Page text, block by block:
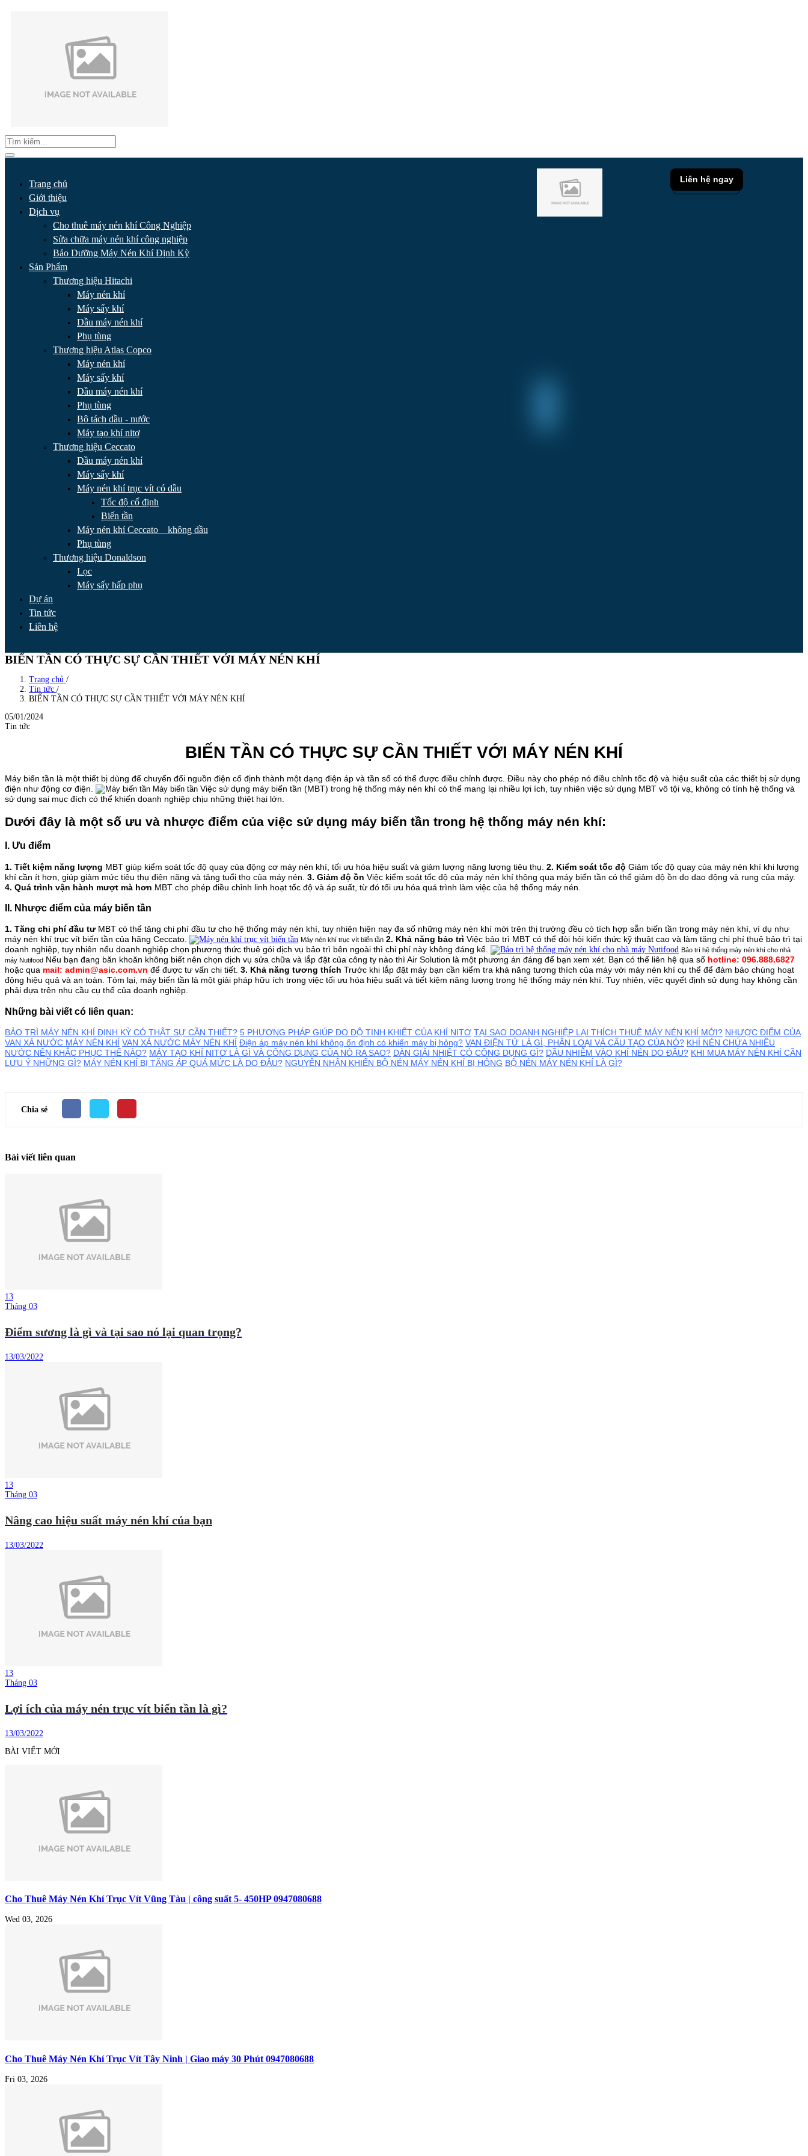
Trang chủ
Giới thiệu
Dịch vụ
Cho thuê máy nén khí Công Nghiệp
Sửa chữa máy nén khí công nghiệp
Bảo Dưỡng Máy Nén Khí Định Kỳ
Sản Phẩm
Thương hiệu Hitachi
Máy nén khí
Máy sấy khí
Dầu máy nén khí
Phụ tùng
Thương hiệu Atlas Copco
Máy nén khí
Máy sấy khí
Dầu máy nén khí
Phụ tùng
Bộ tách dầu - nước
Máy tạo khí nitơ
Thương hiệu Ceccato
Dầu máy nén khí
Máy sấy khí
Máy nén khí trục vít có dầu
Tốc độ cố định
Biến tần
Máy nén khí Ceccato _ không dầu
Phụ tùng
Thương hiệu Donaldson
Lọc
Máy sấy hấp phụ
Dự án
Tin tức
Liên hệ
Liên hệ ngay
BIẾN TẦN CÓ THỰC SỰ CẦN THIẾT VỚI MÁY NÉN KHÍ
Trang chủ /
Tin tức /
BIẾN TẦN CÓ THỰC SỰ CẦN THIẾT VỚI MÁY NÉN KHÍ
05/01/2024
Tin tức
BIẾN TẦN CÓ THỰC SỰ CẦN THIẾT VỚI MÁY NÉN KHÍ
Máy biến tần là một thiết bị dùng để chuyển đổi nguồn điện cố định thành một dạng điện áp và tần số có thể được điều chỉnh được. Điều này cho phép nó điều chỉnh tốc độ và hiệu suất của các thiết bị sử dụng
điện như động cơ điện.
Máy biến tần Việc sử dụng máy biến tần (MBT) trong hệ thống máy nén khí có thể mang lại nhiều lợi ích, tuy nhiên việc sử dụng MBT vô tội vạ, không có tính hệ thống và
sử dụng sai mục đích có thể khiến doanh nghiệp chịu những thiệt hại lớn.
Dưới đây là một số ưu và nhược điểm của việc sử dụng máy biến tần trong hệ thống máy nén khí:
I. Ưu điểm
1. Tiết kiệm năng lượng MBT giúp kiểm soát tốc độ quay của động cơ máy nén khí, tối ưu hóa hiệu suất và giảm lượng năng lượng tiêu thụ. 2. Kiểm soát tốc độ Giảm tốc độ quay của máy nén khí khi lượng
khí cần ít hơn, giúp giảm mức tiêu thụ điện năng và tăng tuổi thọ của máy nén. 3. Giảm độ ồn Việc kiểm soát tốc độ của máy nén khí thông qua máy biến tần có thể giảm độ ồn do dao động và rung của máy.
4. Quá trình vận hành mượt mà hơn MBT cho phép điều chỉnh linh hoạt tốc độ và áp suất, từ đó tối ưu hóa quá trình làm việc của hệ thống máy nén.
II. Nhược điểm của máy biến tần
1. Tăng chi phí đầu tư MBT có thể tăng chi phí đầu tư cho hệ thống máy nén khí, tuy nhiên hiện nay đa số những máy nén khí mới trên thị trường đều có tích hợp sẵn biến tần trong máy nén khí, ví dụ như
máy nén khí trục vít biến tần của hãng Ceccato.
Máy nén khí trục vít biến tần 2. Khả năng bảo trì Việc bảo trì MBT có thể đòi hỏi kiến thức kỹ thuật cao và làm tăng chi phí thuê bảo trì tại
doanh nghiệp, tuy nhiên nếu doanh nghiệp chọn phương thức thuê gói dịch vụ bảo trì bên ngoài thì chi phí này không đáng kể.
Bảo trì hệ thống máy nén khí cho nhà
máy Nutifood Nếu bạn đang băn khoăn không biết nên chọn dịch vụ sửa chữa và lắp đặt của công ty nào thì Air Solution là một phương án đáng để bạn xem xét. Bạn có thể liên hệ qua số hotline: 096.888.6827
hoặc qua mail: admin@asic.com.vn để được tư vấn chi tiết. 3. Khả năng tương thích Trước khi lắp đặt máy bạn cần kiểm tra khả năng tương thích của máy với máy nén khí cụ thể để đảm bảo chúng hoạt
động hiệu quả và an toàn. Tóm lại, máy biến tần là một giải pháp hữu ích trong việc tối ưu hóa hiệu suất và tiết kiệm năng lượng trong hệ thống máy nén khí. Tuy nhiên, việc quyết định sử dụng hay không cần
phải dựa trên nhu cầu cụ thể của doanh nghiệp.
Những bài viết có liên quan:
BẢO TRÌ MÁY NÉN KHÍ ĐỊNH KỲ CÓ THẬT SỰ CẦN THIẾT? 5 PHƯƠNG PHÁP GIÚP ĐO ĐỘ TINH KHIẾT CỦA KHÍ NITƠ TẠI SAO DOANH NGHIỆP LẠI THÍCH THUÊ MÁY NÉN KHÍ MỚI? NHƯỢC ĐIỂM CỦA
VAN XẢ NƯỚC MÁY NÉN KHÍ VAN XẢ NƯỚC MÁY NÉN KHÍ Điện áp máy nén khí không ổn định có khiến máy bị hỏng? VAN ĐIỆN TỬ LÀ GÌ, PHÂN LOẠI VÀ CẤU TẠO CỦA NÓ? KHÍ NÉN CHỨA NHIỀU
NƯỚC NÊN KHẮC PHỤC THẾ NÀO? MÁY TẠO KHÍ NITƠ LÀ GÌ VÀ CÔNG DỤNG CỦA NÓ RA SAO? DÀN GIẢI NHIỆT CÓ CÔNG DỤNG GÌ? DẦU NHIỄM VÀO KHÍ NÉN DO ĐÂU? KHI MUA MÁY NÉN KHÍ CẦN
LƯU Ý NHỮNG GÌ? MÁY NÉN KHÍ BỊ TĂNG ÁP QUÁ MỨC LÀ DO ĐÂU? NGUYÊN NHÂN KHIẾN BỘ NÉN MÁY NÉN KHÍ BỊ HỎNG BỘ NÉN MÁY NÉN KHÍ LÀ GÌ?
Chia sẻ
Bài viết liên quan
13
Tháng 03
Điểm sương là gì và tại sao nó lại quan trọng?
13/03/2022
13
Tháng 03
Nâng cao hiệu suất máy nén khí của bạn
13/03/2022
13
Tháng 03
Lợi ích của máy nén trục vít biến tần là gì?
13/03/2022
BÀI VIẾT MỚI
Cho Thuê Máy Nén Khí Trục Vít Vũng Tàu | công suất 5- 450HP 0947080688
Wed 03, 2026
Cho Thuê Máy Nén Khí Trục Vít Tây Ninh | Giao máy 30 Phút 0947080688
Fri 03, 2026